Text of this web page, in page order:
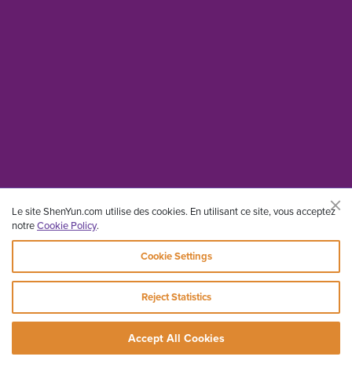
Le site ShenYun.com utilise des cookies. En utilisant ce site, vous acceptez
notreCookie Policy.
Cookie Settings
Reject Statistics
Accept All Cookies